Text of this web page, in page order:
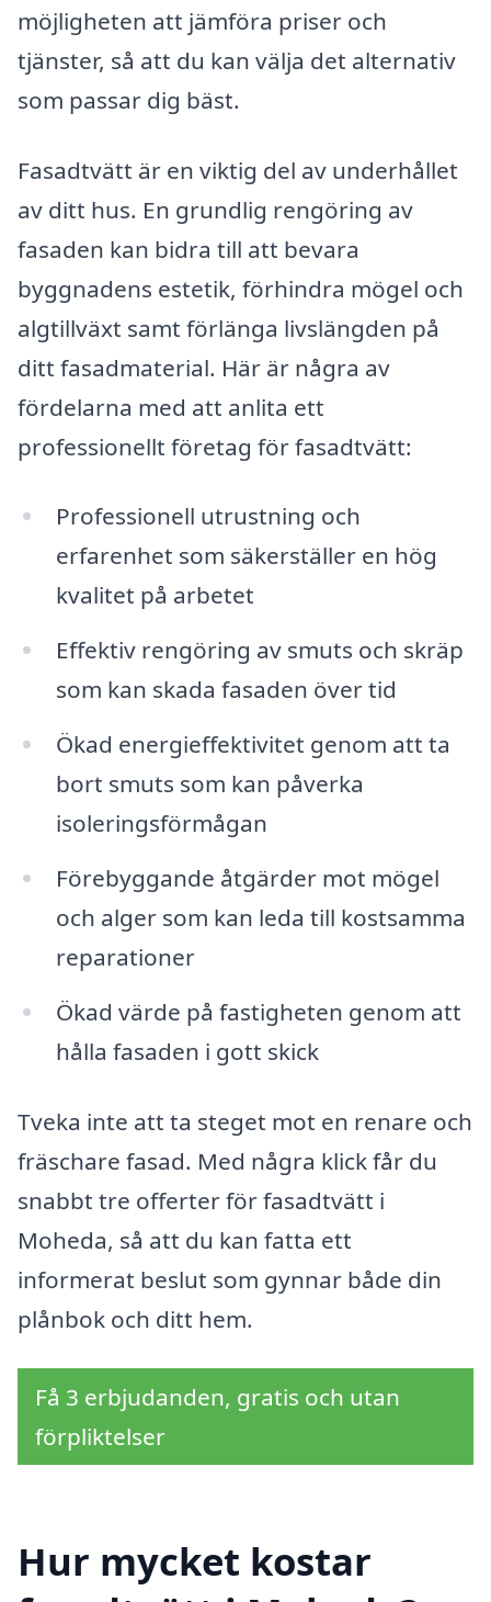
möjligheten att jämföra priser och
tjänster, så att du kan välja det alternativ
som passar dig bäst.
Fasadtvätt är en viktig del av underhållet
av ditt hus. En grundlig rengöring av
fasaden kan bidra till att bevara
byggnadens estetik, förhindra mögel och
algtillväxt samt förlänga livslängden på
ditt fasadmaterial. Här är några av
fördelarna med att anlita ett
professionellt företag för fasadtvätt:
Professionell utrustning och
erfarenhet som säkerställer en hög
kvalitet på arbetet
Effektiv rengöring av smuts och skräp
som kan skada fasaden över tid
Ökad energi­effektivitet genom att ta
bort smuts som kan påverka
isoleringsförmågan
Förebyggande åtgärder mot mögel
och alger som kan leda till kostsamma
reparationer
Ökad värde på fastigheten genom att
hålla fasaden i gott skick
Tveka inte att ta steget mot en renare och
fräschare fasad. Med några klick får du
snabbt tre offerter för fasadtvätt i
Moheda, så att du kan fatta ett
informerat beslut som gynnar både din
plånbok och ditt hem.
Få 3 erbjudanden, gratis och utan
förpliktelser
Hur mycket kostar